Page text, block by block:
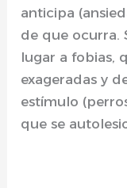
anticipa
de que ocurra.
lugar a fobias,
exageradas y
estímulo
que se